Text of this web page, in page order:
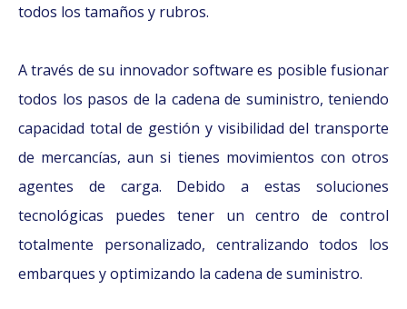
todos los tamaños y rubros.
A través de su innovador software es posible fusionar
todos los pasos de la cadena de suministro, teniendo
capacidad total de gestión y visibilidad del transporte
de mercancías, aun si tienes movimientos con otros
agentes de carga. Debido a estas soluciones
tecnológicas puedes tener un centro de control
totalmente personalizado, centralizando todos los
embarques y optimizando la cadena de suministro.